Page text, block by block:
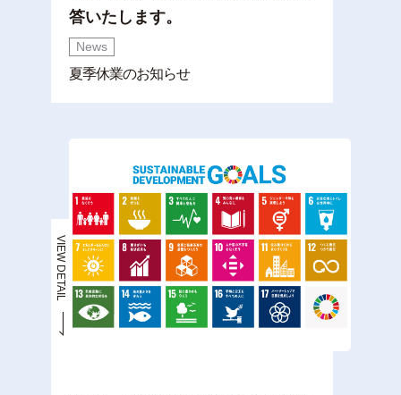
答いたします。
News
夏季休業のお知らせ
VIEW DETAIL